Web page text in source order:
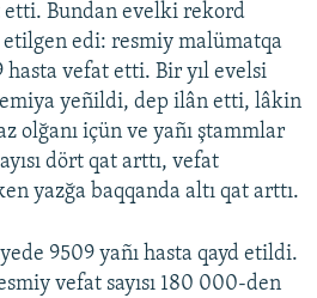
Bundan evelki rekord
etilgen edi: resmiy malümatqa
vefat etti. Bir yıl evelsi
yeñildi, dep ilân etti, lâkin
olğanı içün ve yañı ştammlar
dört qat arttı, vefat
yazğa baqqanda altı qat arttı.
9509 yañı hasta qayd etildi.
vefat sayısı 180 000-den